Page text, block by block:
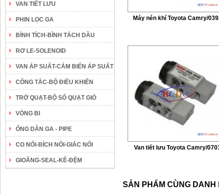
VAN TIẾT LƯU
PHIN LỌC GA
BÌNH TÍCH-BÌNH TÁCH DẦU
RƠ LE-SOLENOID
VAN ÁP SUẤT-CẢM BIẾN ÁP SUẤT
CÔNG TẮC-BỘ ĐIỀU KHIỂN
TRỞ QUẠT-BỘ SỐ QUẠT GIÓ
VÒNG BI
ỐNG DẪN GA - PIPE
CO NỐI-BÍCH NỐI-GIẮC NỐI
GIOĂNG-SEAL-KÊ-ĐỆM
Máy nén khí Toyota Camry/
Van tiết lưu Toyota Camry/
SẢN PHẨM CÙNG